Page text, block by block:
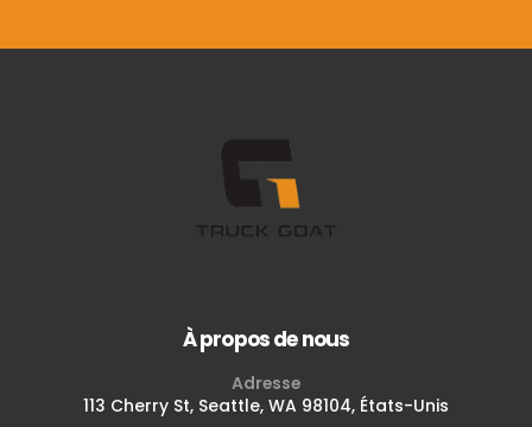
À propos de nous
Adresse
113 Cherry St, Seattle, WA 98104, États-Unis